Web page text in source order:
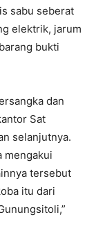
sabu seberat
elektrik, jarum
bukti
dan
Sat
selanjutnya.
mengakui
tersebut
itu dari